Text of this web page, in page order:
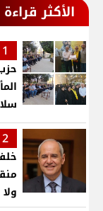
الأكثر قراءة
1
2